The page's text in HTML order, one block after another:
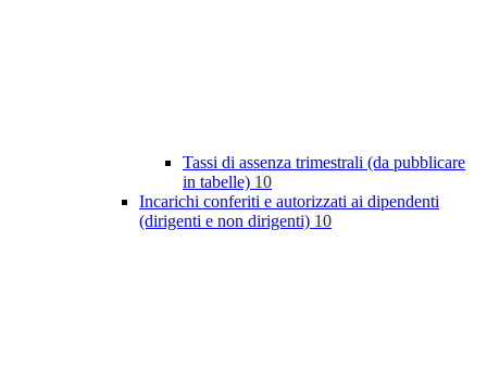
Tassi di assenza trimestrali (da pubblicare
in tabelle) 10
Incarichi conferiti e autorizzati ai dipendenti
(dirigenti e non dirigenti) 10